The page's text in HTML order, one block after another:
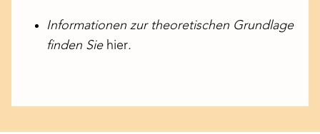
Informationen zur theoretischen Grundlage
finden Sie hier.